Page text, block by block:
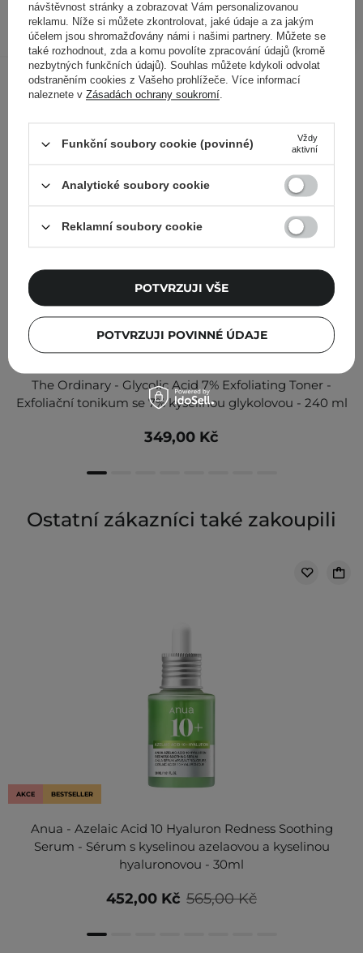
PŘIDAT DO KOŠÍKU
Ostatní zákazníci si prohlédli
BESTSELLER
The Ordinary - Glycolic Acid 7% Exfoliating Toner -
Exfoliační tonikum se 7% kyselinou glykolovou - 240 ml
349,00 Kč
Ostatní zákazníci také zakoupili
AKCE BESTSELLER
Anua - Azelaic Acid 10 Hyaluron Redness Soothing
Serum - Sérum s kyselinou azelaovou a kyselinou
hyaluronovou - 30ml
565,00 Kč
452,00 Kč
návštěvnost stránky a zobrazovat Vám personalizovanou
reklamu. Níže si můžete zkontrolovat, jaké údaje a za jakým
účelem jsou shromažďovány námi i našimi partnery. Můžete se
také rozhodnout, zda a komu povolíte zpracování údajů (kromě
nezbytných funkčních údajů). Souhlas můžete kdykoli odvolat
odstraněním cookies z Vašeho prohlížeče. Více informací
naleznete v Zásadách ochrany soukromí.
Funkční soubory cookie (povinné)
Vždy
aktivní
Analytické soubory cookie
Reklamní soubory cookie
POTVRZUJI POVINNÉ ÚDAJE
POTVRZUJI VŠE